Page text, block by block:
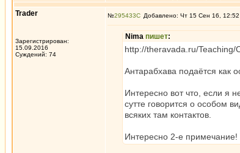
Trader
Зарегистрирован:
15.09.2016
Суждений: 74
№295433 Добавлено: Чт 15 Сен 16,
Nima пишет:
http://theravada.ru/Teaching/
Антарабхава подаётся как
Интересно вот что, если я
сутте говорится о особом
всяких там контактов.
Интересно 2-е